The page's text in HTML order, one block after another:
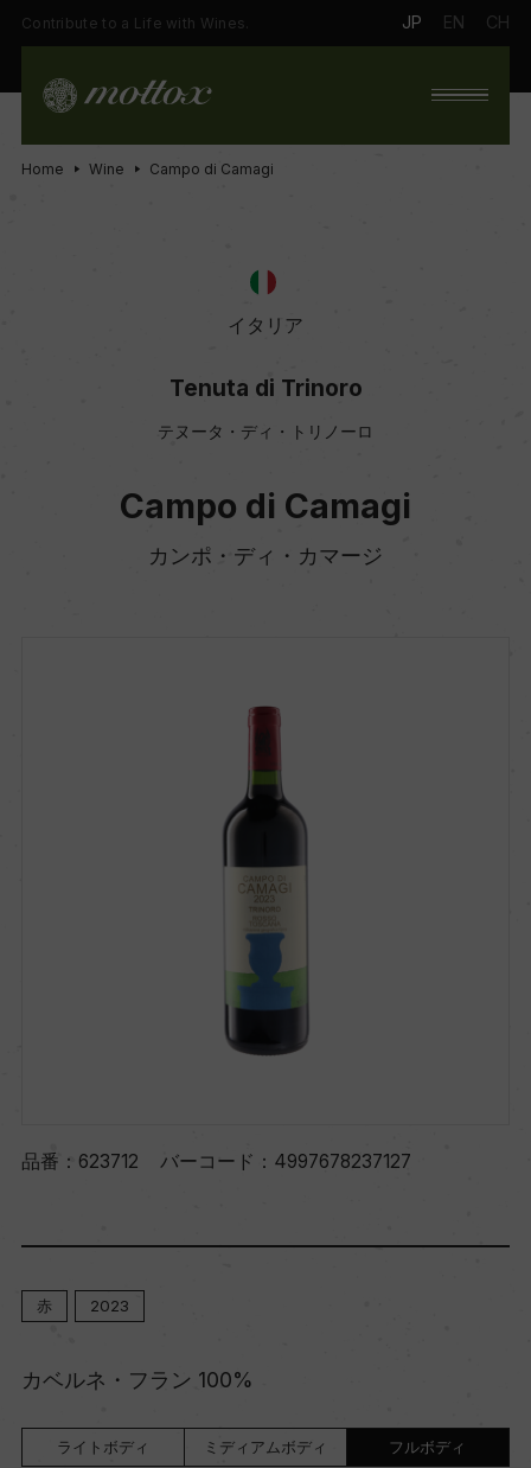
Contribute to a Life with Wines. JP EN CH
Home Wine Campo di Camagi
イタリア
Tenuta di Trinoro
テヌータ・ディ・トリノーロ
Campo di Camagi
カンポ・ディ・カマージ
品番： 623712 バーコード： 4997678237127
赤 2023
カベルネ・フラン 100%
ライトボディ ミディアムボディ フルボディ